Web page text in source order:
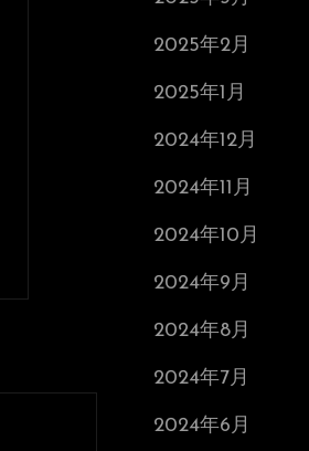
2025年2月
2025年1月
2024年12月
2024年11月
2024年10月
2024年9月
2024年8月
2024年7月
2024年6月